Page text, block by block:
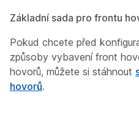
Základní sada pro frontu
Pokud chcete před
způsoby vybavení front
hovorů, můžete si stáhnout
hovorů.